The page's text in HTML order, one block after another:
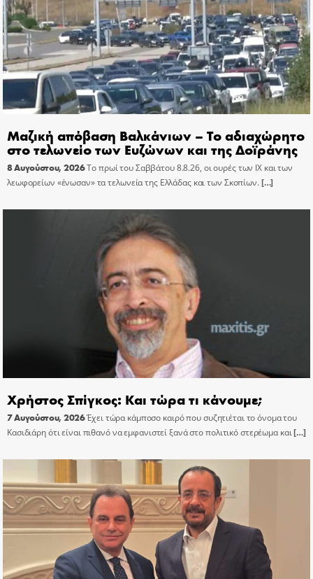
Μαζική απόβαση Βαλκάνιων – Το αδιαχώρητο
στο τελωνείο των Ευζώνων και της Δοϊράνης
8 Αυγούστου, 2026Το πρωί του Σαββάτου 8.8.26, οι ουρές των ΙΧ και των
λεωφορείων «ένωσαν» τα τελωνεία της Ελλάδας και των Σκοπίων.[…]
Χρήστος Σπίγκος: Και τώρα τι κάνουμε;
7 Αυγούστου, 2026Έχει τώρα κάμποσο καιρό που συζητιέται το όνομα του
Κασιδιάρη ότι είναι πιθανό να εμφανιστεί ξανά στο πολιτικό στερέωμα και[…]